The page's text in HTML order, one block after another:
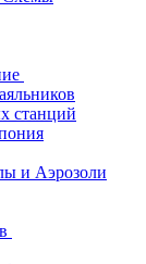
станций
и Аэрозоли